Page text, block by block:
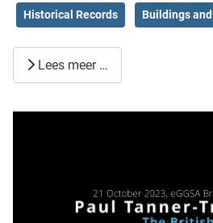
Historical Records Buildings
Lees meer …